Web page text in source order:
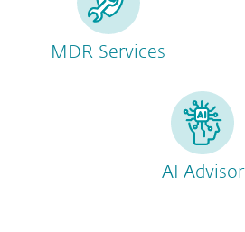
MDR Services
AI Advisor